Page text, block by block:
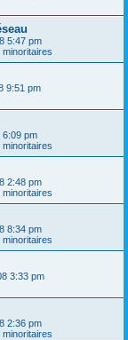
5:47 pm
9:51 pm
6:09 pm
2:48 pm
8:34 pm
3:33 pm
2:36 pm